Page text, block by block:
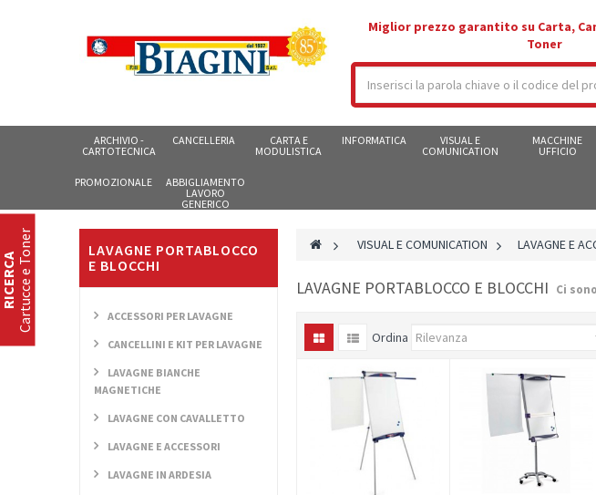
Miglior prezzo garantito su Carta,
Toner
ARCHIVIO -
CARTOTECNICA
CANCELLERIA
CARTA E
MODULISTICA
INFORMATICA
VISUAL E
COMUNICATION
MACCHINE
UFFICIO
PROMOZIONALE
ABBIGLIAMENTO
LAVORO
GENERICO
LAVAGNE PORTABLOCCO
E BLOCCHI
ACCESSORI PER LAVAGNE
CANCELLINI E KIT PER LAVAGNE
LAVAGNE BIANCHE
MAGNETICHE
LAVAGNE CON CAVALLETTO
LAVAGNE E ACCESSORI
LAVAGNE IN ARDESIA
> VISUAL E COMUNICATION > LAVAGNE E
LAVAGNE PORTABLOCCO E BLOCCHI Ci
Ordina
Cartucce e Toner